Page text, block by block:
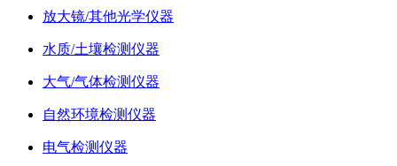
放大镜/其他光学仪器
水质/土壤检测仪器
大气/气体检测仪器
自然环境检测仪器
电气检测仪器